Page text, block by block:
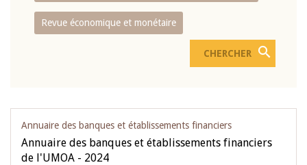
Revue économique et monétaire
Annuaire des banques et établissements financiers
Annuaire des banques et établissements financiers
de l'UMOA - 2024